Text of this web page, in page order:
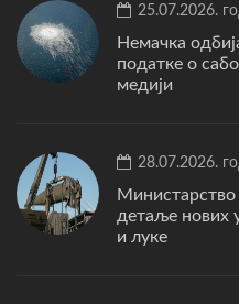
25.07.2026.
Немачка
податке о
медији
28.07.2026.
Министарство
детаље нових
и луке